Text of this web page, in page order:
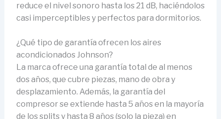
reduce el nivel sonoro hasta los 21 dB, haciéndolos
casi imperceptibles y perfectos para dormitorios.
¿Qué tipo de garantía ofrecen los aires
acondicionados Johnson?
La marca ofrece una garantía total de al menos
dos años, que cubre piezas, mano de obra y
desplazamiento. Además, la garantía del
compresor se extiende hasta 5 años en la mayoría
de los splits y hasta 8 años (solo la pieza) en